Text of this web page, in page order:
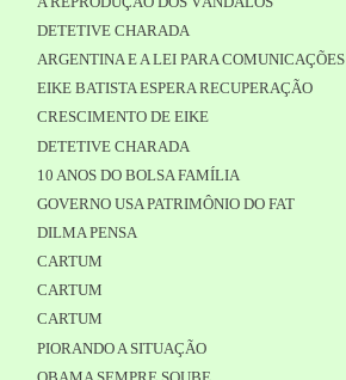
DETETIVE CHARADA
ARGENTINA E A LEI PARA COMUNICAÇÕES
EIKE BATISTA ESPERA RECUPERAÇÃO
CRESCIMENTO DE EIKE
DETETIVE CHARADA
10 ANOS DO BOLSA FAMÍLIA
GOVERNO USA PATRIMÔNIO DO FAT
DILMA PENSA
CARTUM
CARTUM
CARTUM
PIORANDO A SITUAÇÃO